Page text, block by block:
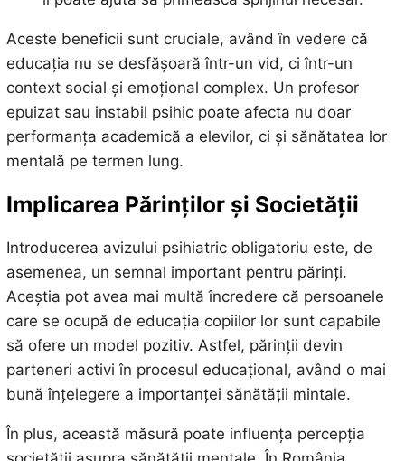
Aceste beneficii sunt cruciale, având în vedere că
educația nu se desfășoară într-un vid, ci într-un
context social și emoțional complex. Un profesor
epuizat sau instabil psihic poate afecta nu doar
performanța academică a elevilor, ci și sănătatea lor
mentală pe termen lung.
Implicarea Părinților și Societății
Introducerea avizului psihiatric obligatoriu este, de
asemenea, un semnal important pentru părinți.
Aceștia pot avea mai multă încredere că persoanele
care se ocupă de educația copiilor lor sunt capabile
să ofere un model pozitiv. Astfel, părinții devin
parteneri activi în procesul educațional, având o mai
bună înțelegere a importanței sănătății mintale.
În plus, această măsură poate influența percepția